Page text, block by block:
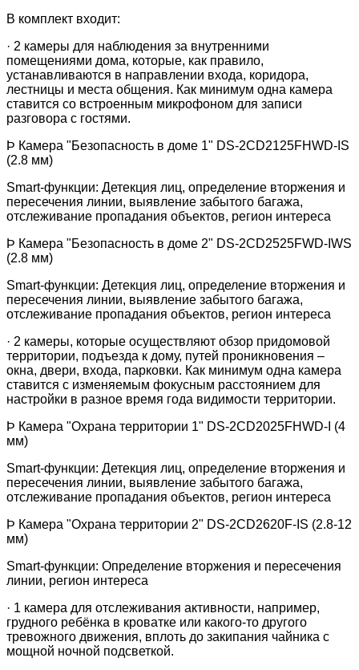
В комплект входит:
· 2 камеры для наблюдения за внутренними
помещениями дома, которые, как правило,
устанавливаются в направлении входа, коридора,
лестницы и места общения. Как минимум одна камера
ставится со встроенным микрофоном для записи
разговора с гостями.
Þ Камера "Безопасность в доме 1" DS-2CD2125FHWD-IS
(2.8 мм)
Smart-функции: Детекция лиц, определение вторжения и
пересечения линии, выявление забытого багажа,
отслеживание пропадания объектов, регион интереса
Þ Камера "Безопасность в доме 2" DS-2CD2525FWD-IWS
(2.8 мм)
Smart-функции: Детекция лиц, определение вторжения и
пересечения линии, выявление забытого багажа,
отслеживание пропадания объектов, регион интереса
· 2 камеры, которые осуществляют обзор придомовой
территории, подъезда к дому, путей проникновения –
окна, двери, входа, парковки. Как минимум одна камера
ставится с изменяемым фокусным расстоянием для
настройки в разное время года видимости территории.
Þ Камера "Охрана территории 1" DS-2CD2025FHWD-I (4
мм)
Smart-функции: Детекция лиц, определение вторжения и
пересечения линии, выявление забытого багажа,
отслеживание пропадания объектов, регион интереса
Þ Камера "Охрана территории 2" DS-2CD2620F-IS (2.8-12
мм)
Smart-функции: Определение вторжения и пересечения
линии, регион интереса
· 1 камера для отслеживания активности, например,
грудного ребёнка в кроватке или какого-то другого
тревожного движения, вплоть до закипания чайника с
мощной ночной подсветкой.